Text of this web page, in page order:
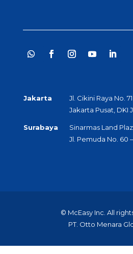
Jakarta
Jl. Cikini Raya No.
Jakarta Pusat, DKI
Surabaya
Sinarmas Land
Jl. Pemuda No. 60
© McEasy Inc. All
PT. Otto Menara